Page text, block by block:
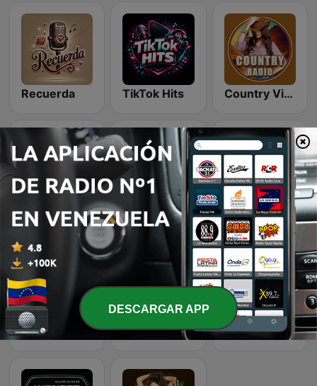
Recuerda TikTok Hits Country Vibes
Chillout Vibes LoFi Vibes Romantic Vibes
80s Pop Vibes Beam FM - Adult Hits Classic Rock Station
DESCARGAR APP